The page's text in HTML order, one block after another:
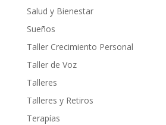
Salud y Bienestar
Sueños
Taller Crecimiento Personal
Taller de Voz
Talleres
Talleres y Retiros
Terapías